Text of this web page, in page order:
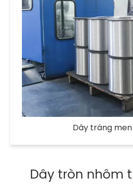
Dây tráng
Dây tròn nhôm